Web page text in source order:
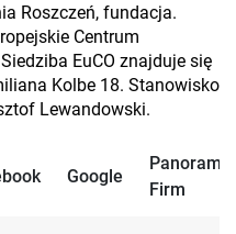
Roszczeń, fundacja.
Centrum
EuCO znajduje się
Kolbe 18. Stanowisko
Lewandowski.
Google
Panorama
Firm